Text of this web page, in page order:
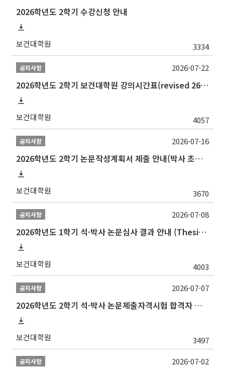
2026학년도 2학기 수강신청 안내
보건대학원 3334
공지사항
2026학년도 2학기 보건대학원 강의시간표(revised 260803)(2026 2nd SEMESTER SNU GSPH TIMETABLE)
보건대학원 4057
2026-07-22
공지사항
2026학년도 2학기 논문작성계획서 제출 안내(박사 초심 일정 포함)_Thesis Proposal
보건대학원 3670
2026-07-16
공지사항
2026학년도 1학기 석·박사 논문심사 결과 안내 (Thesis Defense Result)
보건대학원 4003
2026-07-08
공지사항
2026학년도 2학기 석·박사 논문제출자격시험 합격자 공고(TSQ Exam Result)
보건대학원 3497
2026-07-07
공지사항 2026-07-02